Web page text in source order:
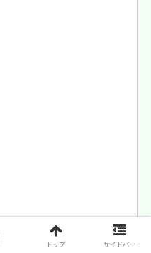
トップ サイドバー